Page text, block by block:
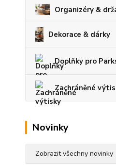
Organizéry &
Dekorace & dárky
Doplňky pro
Zachráněné
Novinky
Zobrazit všechny novinky